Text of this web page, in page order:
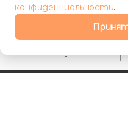
Подписаться на
+7
конфиденциальности.